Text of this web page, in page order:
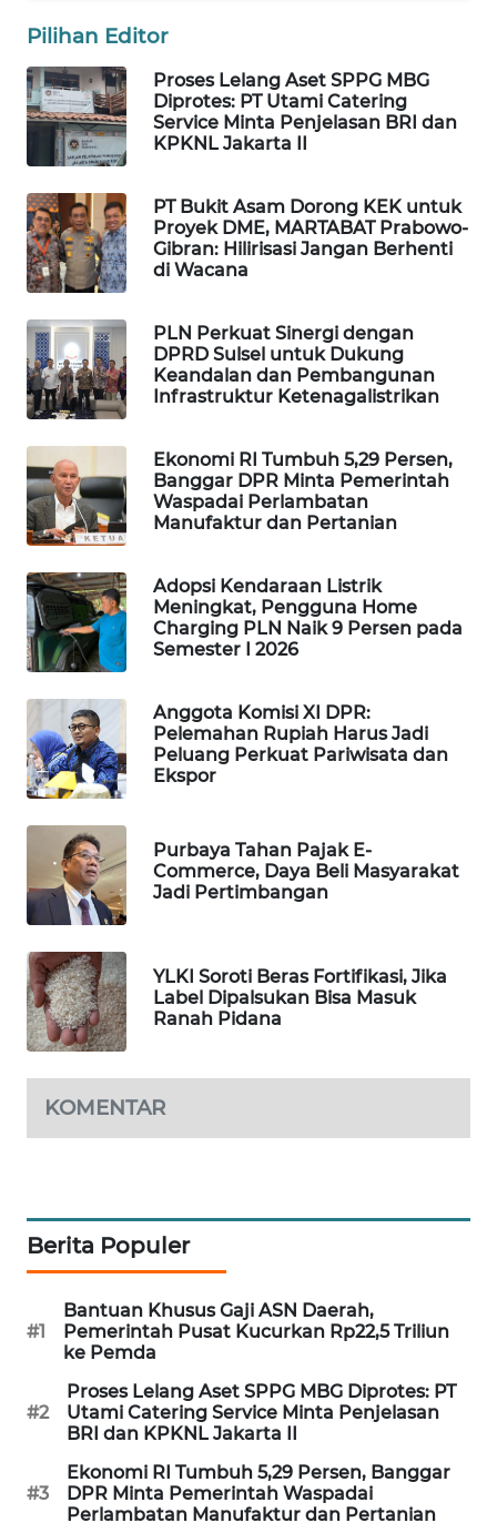
Pilihan Editor
Proses Lelang Aset SPPG MBG
Diprotes: PT Utami Catering
Service Minta Penjelasan BRI dan
KPKNL Jakarta II
PT Bukit Asam Dorong KEK untuk
Proyek DME, MARTABAT Prabowo-
Gibran: Hilirisasi Jangan Berhenti
di Wacana
PLN Perkuat Sinergi dengan
DPRD Sulsel untuk Dukung
Keandalan dan Pembangunan
Infrastruktur Ketenagalistrikan
Ekonomi RI Tumbuh 5,29 Persen,
Banggar DPR Minta Pemerintah
Waspadai Perlambatan
Manufaktur dan Pertanian
Adopsi Kendaraan Listrik
Meningkat, Pengguna Home
Charging PLN Naik 9 Persen pada
Semester I 2026
Anggota Komisi XI DPR:
Pelemahan Rupiah Harus Jadi
Peluang Perkuat Pariwisata dan
Ekspor
Purbaya Tahan Pajak E-
Commerce, Daya Beli Masyarakat
Jadi Pertimbangan
YLKI Soroti Beras Fortifikasi, Jika
Label Dipalsukan Bisa Masuk
Ranah Pidana
KOMENTAR
Berita Populer
#1
Bantuan Khusus Gaji ASN Daerah,
Pemerintah Pusat Kucurkan Rp22,5 Triliun
ke Pemda
#2
Proses Lelang Aset SPPG MBG Diprotes: PT
Utami Catering Service Minta Penjelasan
BRI dan KPKNL Jakarta II
#3
Ekonomi RI Tumbuh 5,29 Persen, Banggar
DPR Minta Pemerintah Waspadai
Perlambatan Manufaktur dan Pertanian
MAWAKA
MARTABAT
NET
PLN
WATCH
MKLI
LPKKI
LKKI
KOPEKLIN
PORTAL
KONSUMEN
FORWAMKI
ALPERKLINAS
FORJASIDA
TAMBANG
NEWS
SITUNGIR
NEWS
NEWS
SIBARAGAS
NEWS
METRO
MEDAN
NEWS
METRO
JAKARTA
NEWS
KRT
NEWS
KARING
NEWS